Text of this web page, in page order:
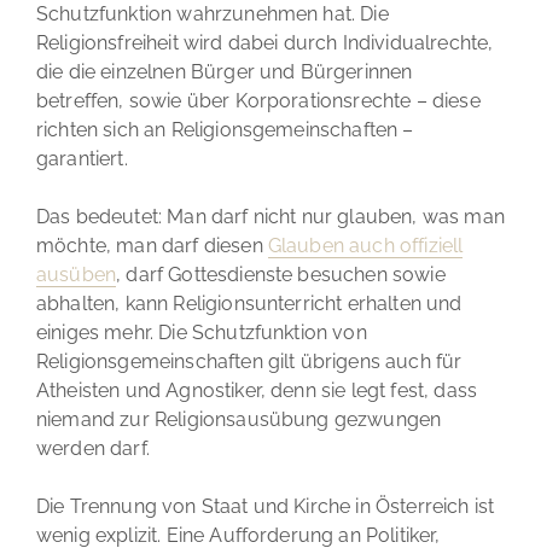
Schutzfunktion wahrzunehmen hat. Die
Religionsfreiheit wird dabei durch Individualrechte,
die die einzelnen Bürger und Bürgerinnen
betreffen, sowie über Korporationsrechte – diese
richten sich an Religionsgemeinschaften –
garantiert.
Das bedeutet: Man darf nicht nur glauben, was man
möchte, man darf diesen Glauben auch offiziell
ausüben, darf Gottesdienste besuchen sowie
abhalten, kann Religionsunterricht erhalten und
einiges mehr. Die Schutzfunktion von
Religionsgemeinschaften gilt übrigens auch für
Atheisten und Agnostiker, denn sie legt fest, dass
niemand zur Religionsausübung gezwungen
werden darf.
Die Trennung von Staat und Kirche in Österreich ist
wenig explizit. Eine Aufforderung an Politiker,